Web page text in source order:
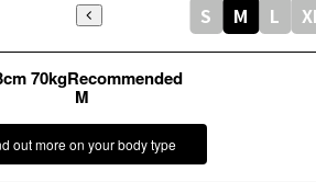
70kgRecommended
M
out more on your body type
S M L